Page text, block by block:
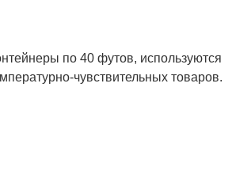
по 40 футов, используются
чувствительных товаров.